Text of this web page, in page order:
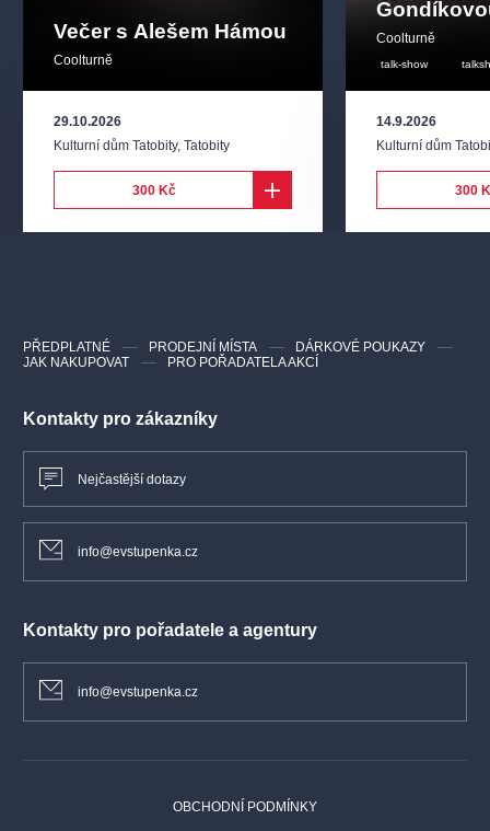
Večer s Alešem Hámou
Coolturně
29.10.2026
Kulturní dům Tatobity, Tatobity
300 Kč
Coolturně
talk-show
14.9.2026
Kulturní dům
300
Kontakty pro zákazníky
Nejčastější dotazy
info@evstupenka.cz
Kontakty pro pořadatele a agentury
info@evstupenka.cz
PŘEDPLATNÉ PRODEJNÍ MÍSTA
DÁRKOVÉ POUKAZY
JAK NAKUPOVAT
PRO POŘADATELA AKCÍ
OBCHODNÍ PODMÍNKY